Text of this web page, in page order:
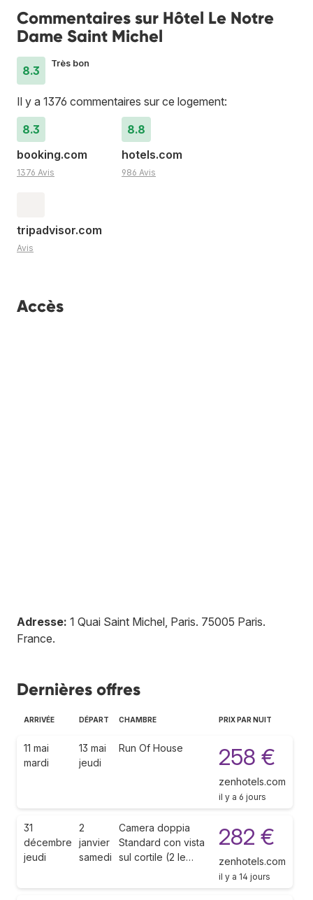
Commentaires sur Hôtel Le Notre
Dame Saint Michel
8.3
Très bon
Il y a 1376 commentaires sur ce logement:
8.3
booking.com
1376 Avis
8.8
hotels.com
986 Avis
tripadvisor.com
Avis
Accès
Adresse: 1 Quai Saint Michel, Paris. 75005 Paris.
France.
Dernières offres
ARRIVÉE DÉPART CHAMBRE PRIX PAR NUIT
11 mai
mardi
13 mai
jeudi
Run Of House 258 €
zenhotels.com
il y a 6 jours
31
décembre
jeudi
2
janvier
samedi
Camera doppia
Standard con vista
sul cortile (2 le…
282 €
zenhotels.com
il y a 14 jours